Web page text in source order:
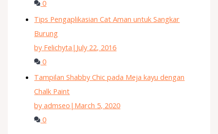
0
Tips Pengaplikasian Cat Aman untuk Sangkar
Burung
by Felichyta | July 22, 2016
0
Tampilan Shabby Chic pada Meja kayu dengan
Chalk Paint
by admseo | March 5, 2020
0